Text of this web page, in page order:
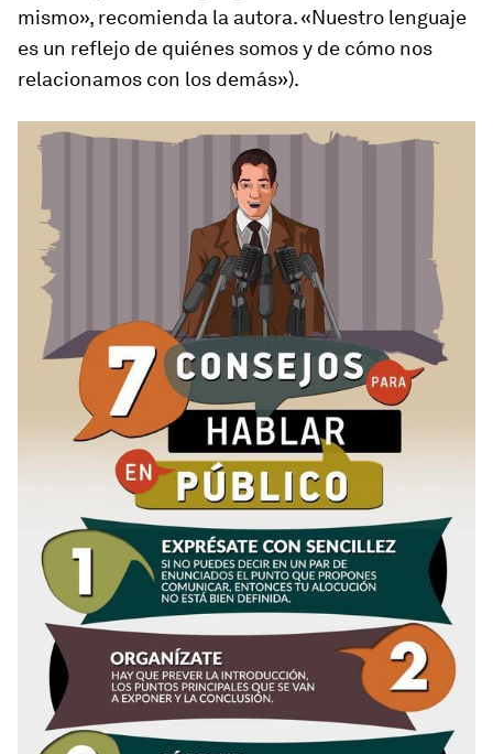
mismo», recomienda la autora. «Nuestro lenguaje
es un reflejo de quiénes somos y de cómo nos
relacionamos con los demás»).